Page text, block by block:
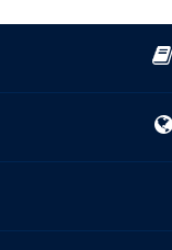
Más información